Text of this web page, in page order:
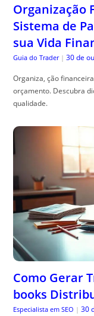
Organização
Sistema de
sua Vida
Guia do Trader | 30 de
Organiza, ção
orçamento. Descubra
qualidade.
Como Gerar
books
Especialista em SEO | 30